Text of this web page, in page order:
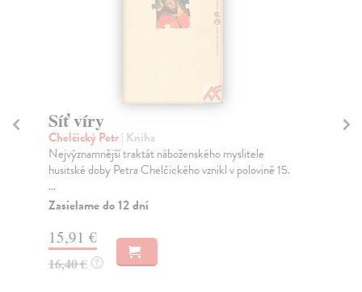
Síť víry
Chelčický Petr| Kniha
Nejvýznamnější traktát náboženského myslitele
husitské doby Petra Chelčického vznikl v polovině 15.
...
Zasielame do 12 dní
15,91 €
16,40 € ?